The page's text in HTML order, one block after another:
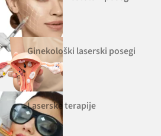
Ginekološki laserski posegi
Laserske terapije